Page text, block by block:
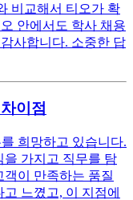
비교해서 티오가 확
안에서도 학사 채용
사합니다. 소중한 답
이점
희망하고 있습니다.
을 가지고 직무를 탐
이 만족하는 품질
느꼈고, 이 지점에